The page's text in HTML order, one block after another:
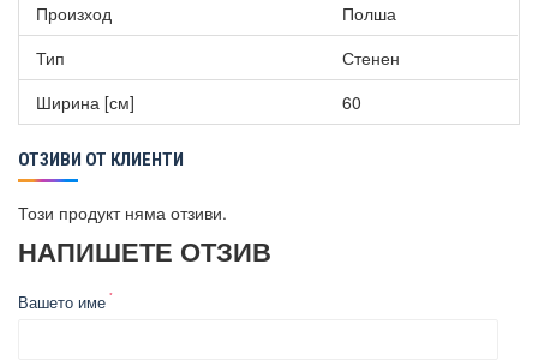
Произход
Полша
Тип
Стенен
Ширина [см]
60
ОТЗИВИ ОТ КЛИЕНТИ
Този продукт няма отзиви.
НАПИШЕТЕ ОТЗИВ
Вашето име